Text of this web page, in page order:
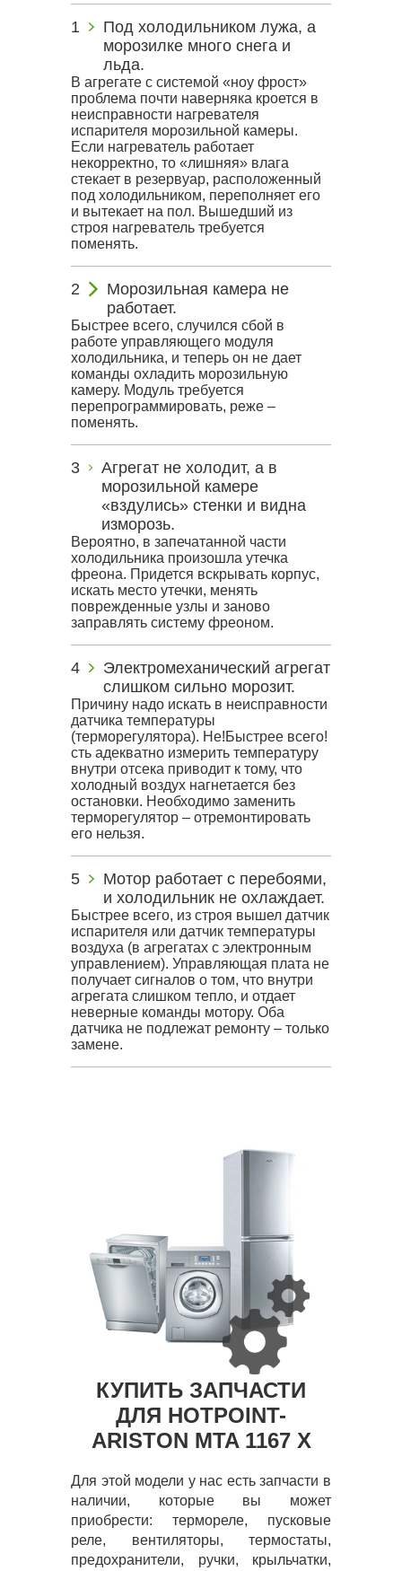
Под холодильником лужа, а
морозилке много снега и
льда.
В агрегате с системой «ноу фрост»
проблема почти наверняка кроется в
неисправности нагревателя
испарителя морозильной камеры.
Если нагреватель работает
некорректно, то «лишняя» влага
стекает в резервуар, расположенный
под холодильником, переполняет его
и вытекает на пол. Вышедший из
строя нагреватель требуется
поменять.
Морозильная камера не
работает.
Быстрее всего, случился сбой в
работе управляющего модуля
холодильника, и теперь он не дает
команды охладить морозильную
камеру. Модуль требуется
перепрограммировать, реже –
поменять.
Агрегат не холодит, а в
морозильной камере
«вздулись» стенки и видна
изморозь.
Вероятно, в запечатанной части
холодильника произошла утечка
фреона. Придется вскрывать корпус,
искать место утечки, менять
поврежденные узлы и заново
заправлять систему фреоном.
Электромеханический агрегат
слишком сильно морозит.
Причину надо искать в неисправности
датчика температуры
(терморегулятора). Не!Быстрее всего!
сть адекватно измерить температуру
внутри отсека приводит к тому, что
холодный воздух нагнетается без
остановки. Необходимо заменить
терморегулятор – отремонтировать
его нельзя.
Мотор работает с перебоями,
и холодильник не охлаждает.
Быстрее всего, из строя вышел датчик
испарителя или датчик температуры
воздуха (в агрегатах с электронным
управлением). Управляющая плата не
получает сигналов о том, что внутри
агрегата слишком тепло, и отдает
неверные команды мотору. Оба
датчика не подлежат ремонту – только
замене.
КУПИТЬ ЗАПЧАСТИ
ДЛЯ HOTPOINT-
ARISTON MTA 1167 X
Для этой модели у нас есть запчасти в
наличии, которые вы может
приобрести: термореле, пусковые
реле, вентиляторы, термостаты,
предохранители, ручки, крыльчатки,